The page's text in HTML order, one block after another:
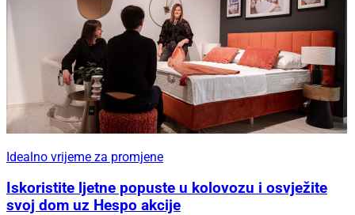
Idealno vrijeme za promjene
Iskoristite ljetne popuste u kolovozu i osvježite
svoj dom uz Hespo akcije